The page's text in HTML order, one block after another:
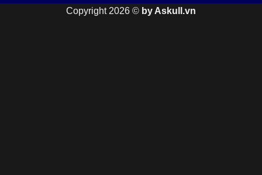
Copyright 2026 © by Askull.vn